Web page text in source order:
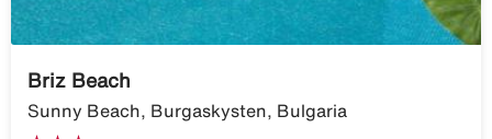
Briz Beach
Sunny Beach, Burgaskysten, Bulgaria